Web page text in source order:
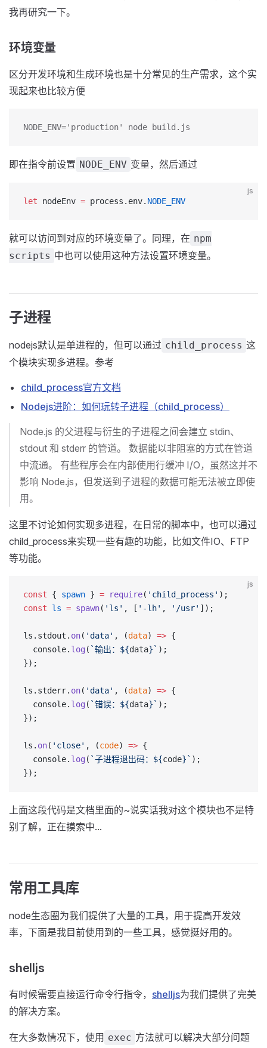
我再研究一下。
环境变量
区分开发环境和生成环境也是十分常见的生产需求，这个实
现起来也比较方便
NODE_ENV='production' node build.js
即在指令前设置 NODE_ENV 变量，然后通过
js
let nodeEnv = process.env. NODE_ENV
就可以访问到对应的环境变量了。同理，在 npm
scripts 中也可以使用这种方法设置环境变量。
子进程
nodejs默认是单进程的，但可以通过 child_process 这
个模块实现多进程。参考
child_process官方文档
Nodejs进阶：如何玩转子进程（child_process）
Node.js 的父进程与衍生的子进程之间会建立 stdin、
stdout 和 stderr 的管道。 数据能以非阻塞的方式在管道
中流通。 有些程序会在内部使用行缓冲 I/O，虽然这并不
影响 Node.js，但发送到子进程的数据可能无法被立即使
用。
这里不讨论如何实现多进程，在日常的脚本中，也可以通过
child_process来实现一些有趣的功能，比如文件IO、FTP
等功能。
js
const { spawn } = require( 'child_process' );
const ls = spawn( 'ls' , [ '-lh' , '/usr' ]);
ls.stdout. on( 'data' , (data) => {
  console.
log ( `输出：${data}` );
});
ls.stderr. on( 'data' , (data) => {
  console.
log ( `错误：${data}` );
});
ls. on( 'close' , (code) => {
  console.
log ( `子进程退出码：${code}` );
});
上面这段代码是文档里面的~说实话我对这个模块也不是特
别了解，正在摸索中...
常用工具库
node生态圈为我们提供了大量的工具，用于提高开发效
率，下面是我目前使用到的一些工具，感觉挺好用的。
shelljs
有时候需要直接运行命令行指令， shelljs为我们提供了完美
的解决方案。
在大多数情况下，使用 exec 方法就可以解决大部分问题